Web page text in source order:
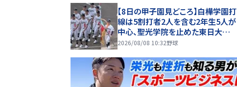
【8日の甲子園見どころ】白樺学園打
線は5割打者2人を含む2年生5人が
中心、聖光学院を止めた東日大昌
平・右腕エースに挑む
2026/08/08 10:32野球